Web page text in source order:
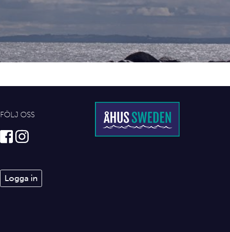
FÖLJ OSS
Logga in